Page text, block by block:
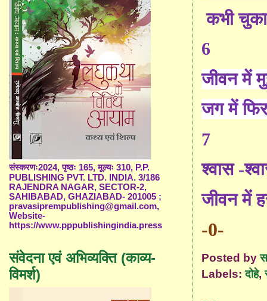
कभी
6
जीवन में
जग में
7
श्वास -
जीवन में
-0-
Posted by
Labels:दोहे,
संस्करणः2024, पृष्ठः 165, मूल्यः 310, P.P.
PUBLISHING PVT. LTD. INDIA. 3/186
RAJENDRA NAGAR, SECTOR-2,
SAHIBABAD, GHAZIABAD- 201005 ;
pravasiprempublishing@gmail.com,
Website-
https://www.pppublishingindia.press
संवेदना एवं अभिव्यक्ति (काव्य-
विमर्श)